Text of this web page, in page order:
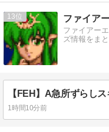
13
ファイアー
ズ情報をま
1時間10分前